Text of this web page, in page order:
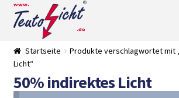
Zur
Navigation
springen
Springe
zum
Startseite
Produkte verschlagwortet mit
Licht“
50% indirektes Licht